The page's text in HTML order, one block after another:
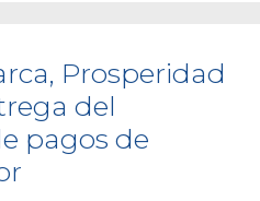
Prosperidad
del
pagos de